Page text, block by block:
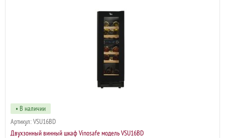
• В наличии
Артикул: VSU16BD
Двухзонный винный шкаф Vinosafe модель VSU16BD